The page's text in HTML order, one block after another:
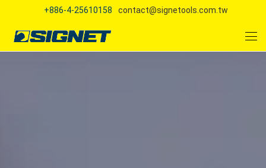
+886-4-25610158 contact@signetools.com.tw